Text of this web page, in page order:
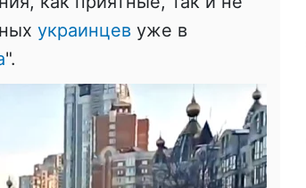
украинцев уже в
".